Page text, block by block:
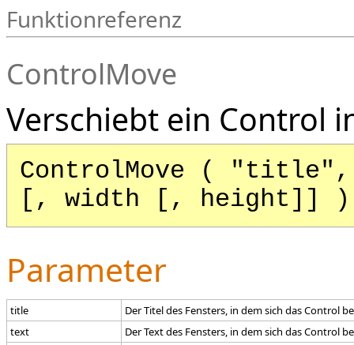
Funktionreferenz
ControlMove
Verschiebt ein Control
ControlMove (
[, width [, height]] )
Parameter
title
Der Titel des Fensters, in dem sich das Control
text
Der Text des Fensters, in dem sich das Control